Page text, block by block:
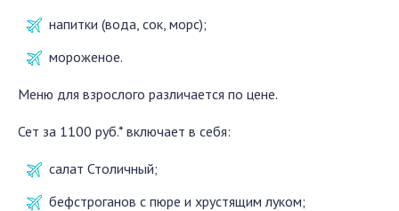
напитки (вода, сок, морс);
мороженое.
Меню для взрослого различается по цене.
Сет за 1100 руб.* включает в себя:
салат Столичный;
бефстроганов с пюре и хрустящим луком;